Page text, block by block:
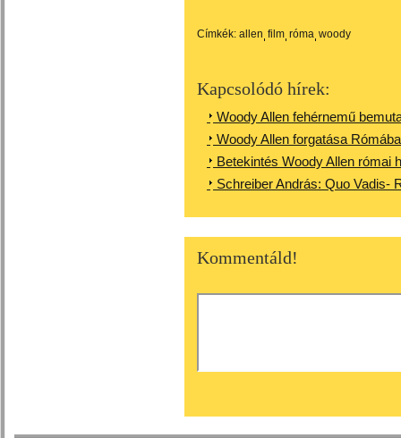
Címkék: allen film róma woody
Kapcsolódó hírek:
Woody Allen fehérnemű
Woody Allen forgatása
Betekintés Woody Allen római
Schreiber András: Quo Vadis-
Kommentáld!